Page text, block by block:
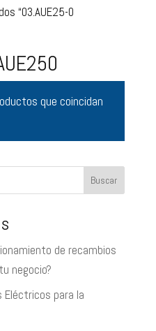
“03.AUE25-0
que coincidan
Buscar
de recambios
negocio?
Eléctricos para la